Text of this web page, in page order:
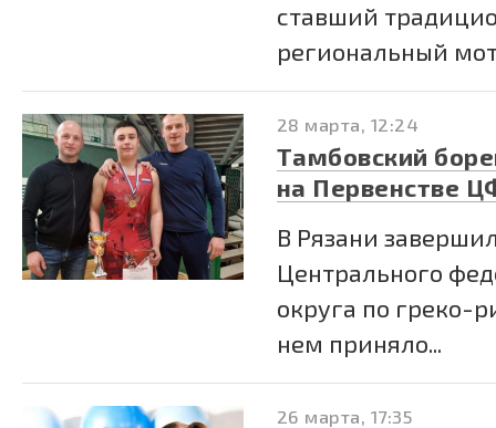
ставший
региональный
28 марта, 12:24
Тамбовский
на Первенстве
В Рязани
Центрального
округа по греко-
нем приняло...
26 марта, 17:35